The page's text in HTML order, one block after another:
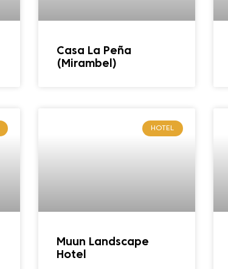
Casa La Peña
(Mirambel)
HOTEL
Muun Landscape
Hotel